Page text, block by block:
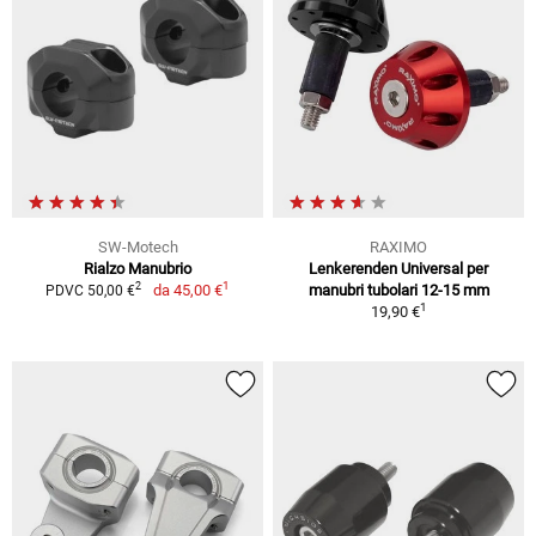
SW-Motech
Rialzo Manubrio
PDVC 50,00 €2 da 45,00 €1
RAXIMO
Lenkerenden Universal per
manubri tubolari 12-15 mm
19,90 €1